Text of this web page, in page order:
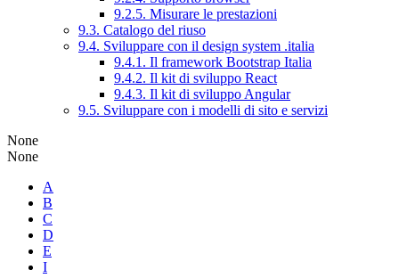
9.2.5. Misurare le prestazioni
9.3. Catalogo del riuso
9.4. Sviluppare con il design system .italia
9.4.1. Il framework Bootstrap Italia
9.4.2. Il kit di sviluppo React
9.4.3. Il kit di sviluppo Angular
9.5. Sviluppare con i modelli di sito e servizi
None
None
A
B
C
D
E
I